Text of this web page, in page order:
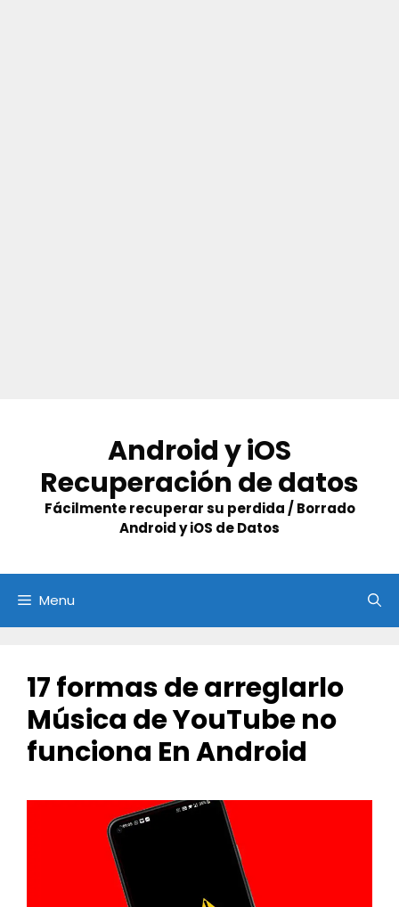
content
Android y iOS
Recuperación de datos
Fácilmente recuperar su perdida / Borrado
Android y iOS de Datos
Menu
17 formas de arreglarlo
Música de YouTube no
funciona En Android